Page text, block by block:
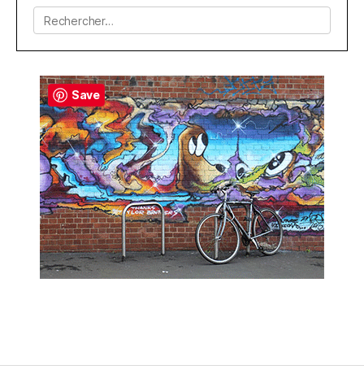
Rechercher :
Save